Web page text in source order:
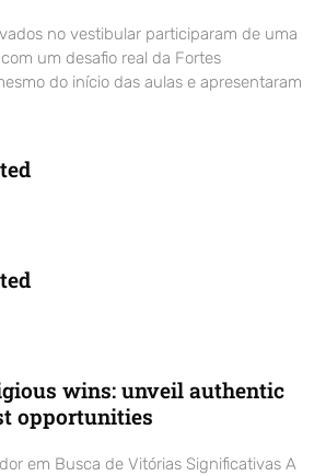
no vestibular participaram de uma
um desafio real da Fortes
do início das aulas e apresentaram
wins: unveil authentic
opportunities
em Busca de Vitórias Significativas A